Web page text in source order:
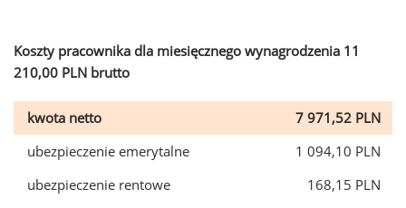
Koszty pracownika dla miesięcznego wynagrodzenia 11
210,00 PLN brutto
kwota netto
7 971,52 PLN
ubezpieczenie emerytalne
1 094,10 PLN
ubezpieczenie rentowe
168,15 PLN